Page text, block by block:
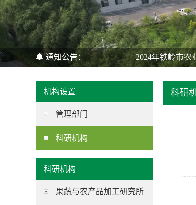
通知公告： 2024年铁岭市农
机构设置
管理部门
科研机构
科研机构
果蔬与农产品加工研究所
科研
铁